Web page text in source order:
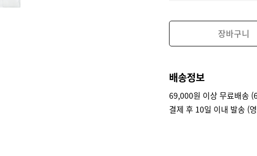
장바구니
배송정보
69,000원 이상 무료배송
결제 후 10일 이내 발송 (